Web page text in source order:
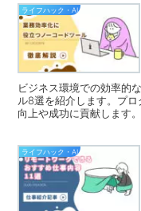
ライフハック・AI
ビジネス環境での効率的
ル8選を紹介します。プ
向上や成功に貢献します。
ライフハック・AI